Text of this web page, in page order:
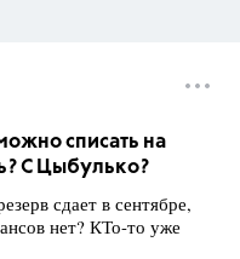
списать на
С Цыбулько?
сдает в сентябре,
нет? КТо-то уже